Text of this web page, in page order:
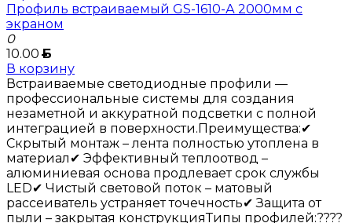
Профиль встраиваемый GS-1610-А 2000мм с
экраном
0
10.00Б
В корзину
Встраиваемые светодиодные профили —
профессиональные системы для создания
незаметной и аккуратной подсветки с полной
интеграцией в поверхности.Преимущества:✔
Скрытый монтаж – лента полностью утоплена в
материал✔ Эффективный теплоотвод –
алюминиевая основа продлевает срок службы
LED✔ Чистый световой поток – матовый
рассеиватель устраняет точечность✔ Защита от
пыли – закрытая конструкцияТипы профилей:????